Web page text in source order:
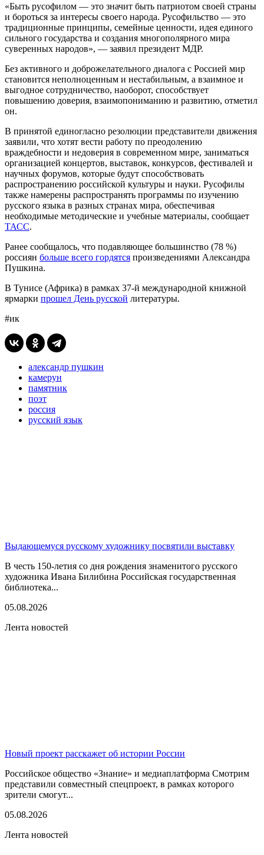
«Быть русофилом — это значит быть патриотом своей страны
и бороться за интересы своего народа. Русофильство — это
традиционные принципы, семейные ценности, идея единого
сильного государства и создания многополярного мира
суверенных народов», — заявил президент МДР.
Без активного и доброжелательного диалога с Россией мир
становится неполноценным и нестабильным, а взаимное и
выгодное сотрудничество, наоборот, способствует
повышению доверия, взаимопониманию и развитию, отметил
он.
В принятой единогласно резолюции представители движения
заявили, что хотят вести работу по преодолению
враждебности и недоверия в современном мире, заниматься
организацией концертов, выставок, конкурсов, фестивалей и
научных форумов, которые будут способствовать
распространению российской культуры и науки. Русофилы
также намерены распространять программы по изучению
русского языка в разных странах мира, обеспечивая
необходимые методические и учебные материалы, сообщает
ТАСС.
Ранее сообщалось, что подавляющее большинство (78 %)
россиян больше всего гордятся произведениями Александра
Пушкина.
В Тунисе (Африка) в рамках 37-й международной книжной
ярмарки прошел День русской литературы.
#ик
александр пушкин
камерун
памятник
поэт
россия
русский язык
Выдающемуся русскому художнику посвятили выставку
В честь 150-летия со дня рождения знаменитого русского
художника Ивана Билибина Российская государственная
библиотека...
05.08.2026
Лента новостей
Новый проект расскажет об истории России
Российское общество «Знание» и медиаплатформа Смотрим
представили совместный спецпроект, в рамках которого
зрители смогут...
05.08.2026
Лента новостей